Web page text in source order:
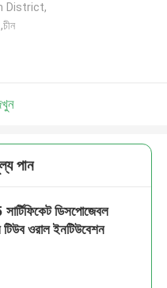
District,
পান
ডিসপোজেবল
টিউব ওরাল ইনটিউবেশন